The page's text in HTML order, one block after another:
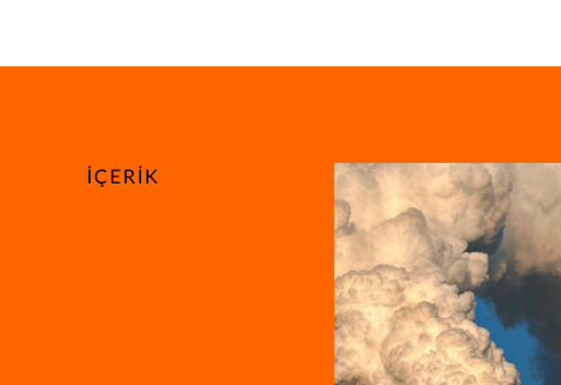
İÇERIK